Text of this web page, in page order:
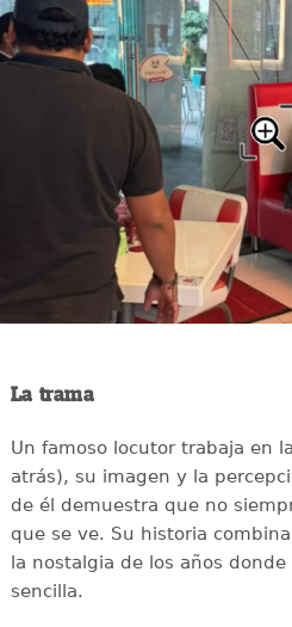
La trama
Un famoso locutor trabaja en la
atrás), su imagen y la
de él demuestra que no
que se ve. Su historia
la nostalgia de los años
sencilla.